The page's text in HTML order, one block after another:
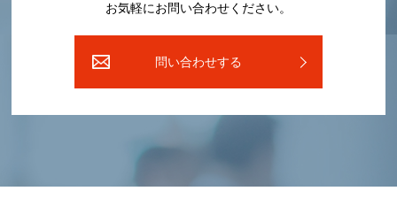
お気軽にお問い合わせください。
問い合わせする